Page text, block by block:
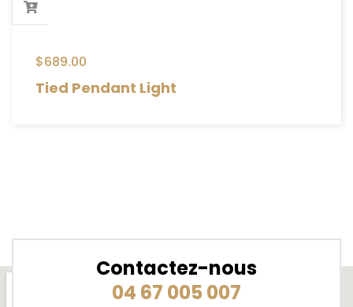
$689.00
Tied Pendant Light
Contactez-nous
04 67 005 007